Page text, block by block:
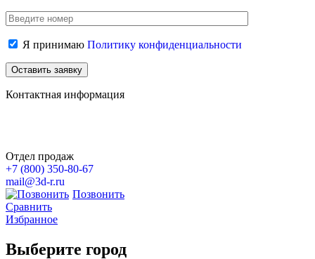
Я принимаю Политику конфиденциальности
Контактная информация
Отдел продаж
+7 (800) 350-80-67
mail@3d-r.ru
Позвонить
Сравнить
Избранное
Выберите город